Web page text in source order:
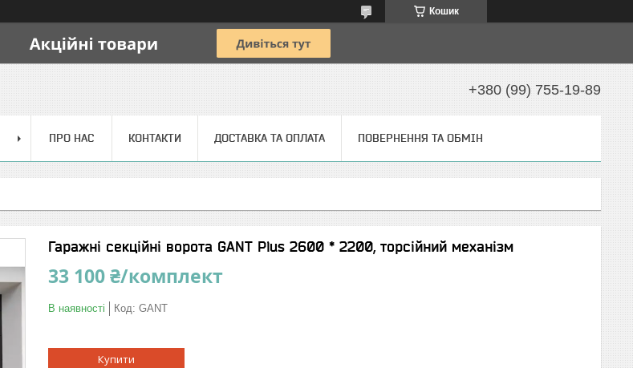
Кошик
+380 (99) 755-19-89
ПРО НАС КОНТАКТИ ДОСТАВКА ТА ОПЛАТА ПОВЕРНЕННЯ ТА ОБМІН
Гаражні секційні ворота GANT Plus 2600 * 2200, торсійний механізм
33 100 ₴/комплект
В наявності Код: GANT
Купити